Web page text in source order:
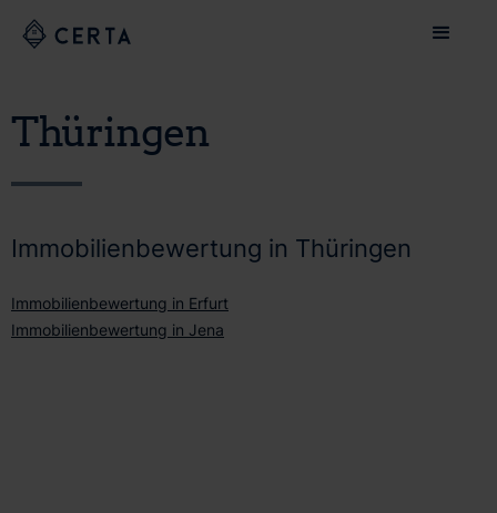
Thüringen
Immobilienbewertung in Thüringen
Immobilienbewertung in Erfurt
Immobilienbewertung in Jena